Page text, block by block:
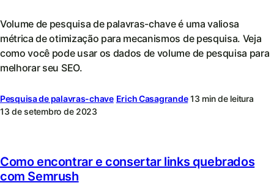
Volume de pesquisa de palavras-chave é uma valiosa
métrica de otimização para mecanismos de pesquisa. Veja
como você pode usar os dados de volume de pesquisa para
melhorar seu SEO.
Pesquisa de palavras-chave Erich Casagrande 13 min de leitura
13 de setembro de 2023
Como encontrar e consertar links quebrados
com Semrush